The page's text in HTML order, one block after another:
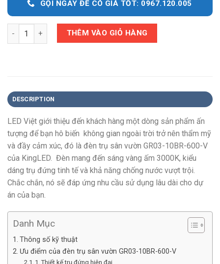
GỌI NGAY ĐỂ CÓ GIÁ TỐT: 0967.120.005
Quantity THÊM VÀO GIỎ HÀNG
DESCRIPTION
LED Việt giới thiệu đến khách hàng một dòng sản phẩm ấn
tượng để bạn hô biến không gian ngoài trời trở nên thẩm mỹ
và đầy cảm xúc, đó là đèn trụ sân vườn GR03-10BR-600-V
của KingLED. Đèn mang đến sáng vàng ấm 3000K, kiểu
dáng trụ đứng tinh tế và khả năng chống nước vượt trội.
Chắc chắn, nó sẽ đáp ứng nhu cầu sử dụng lâu dài cho dự
án của bạn.
Danh Mục
Thông số kỹ thuật
Ưu điểm của đèn trụ sân vườn GR03-10BR-600-V
1. Thiết kế trụ đứng hiện đại